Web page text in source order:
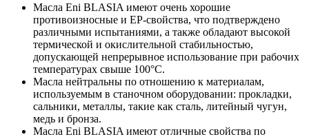
Масла Eni BLASIA имеют очень хорошие
противоизносные и EP-свойства, что подтверждено
различными испытаниями, а также обладают высокой
термической и окислительной стабильностью,
допускающей непрерывное использование при рабочих
температурах свыше 100°C.
Масла нейтральны по отношению к материалам,
используемым в станочном оборудовании: прокладки,
сальники, металлы, такие как сталь, литейный чугун,
медь и бронза.
Масла Eni BLASIA имеют отличные свойства по